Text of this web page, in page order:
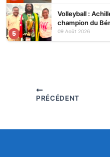
5
Volleyball :
champion du
09 Août 2026
PRÉCÉDENT